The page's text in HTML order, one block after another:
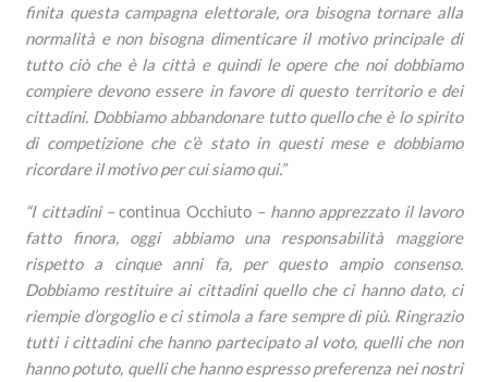
finita questa campagna elettorale, ora bisogna tornare alla
normalità e non bisogna dimenticare il motivo principale di
tutto ciò che è la città e quindi le opere che noi dobbiamo
compiere devono essere in favore di questo territorio e dei
cittadini. Dobbiamo abbandonare tutto quello che è lo spirito
di competizione che c’è stato in questi mese e dobbiamo
ricordare il motivo per cui siamo qui.”
“I cittadini –continua Occhiuto– hanno apprezzato il lavoro
fatto finora, oggi abbiamo una responsabilità maggiore
rispetto a cinque anni fa, per questo ampio consenso.
Dobbiamo restituire ai cittadini quello che ci hanno dato, ci
riempie d’orgoglio e ci stimola a fare sempre di più. Ringrazio
tutti i cittadini che hanno partecipato al voto, quelli che non
hanno potuto, quelli che hanno espresso preferenza nei nostri